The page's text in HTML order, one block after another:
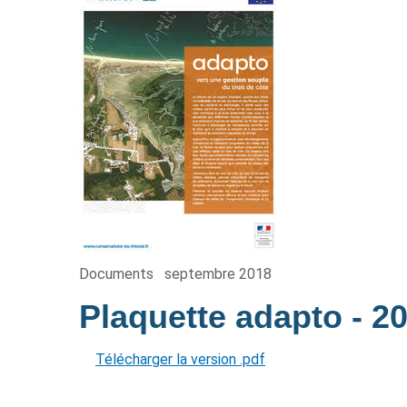
Documents septembre 2018
Plaquette adapto -
Télécharger la version .pdf